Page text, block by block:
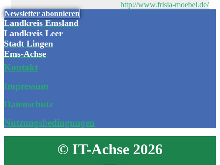
http://www.frisia-moebel.de/
Newsletter abonnieren
Landkreis Emsland
Landkreis Leer
Stadt Lingen
Ems-Achse
Kontakt
Impressum
Datenschutz
Nutzungsbedingungen
© IT-Achse 2026